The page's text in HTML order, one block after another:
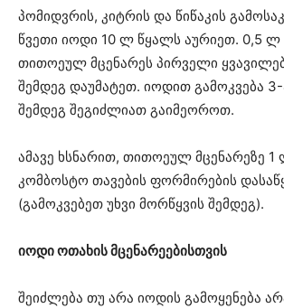
პომიდვრის, კიტრის და წიწაკის
წვეთი იოდი 10 ლ წყალს აურიეთ. 0,5 ლ
თითოეულ მცენარეს პირველი
შემდეგ დაუმატეთ. იოდით გამოკვება
შემდეგ შეგიძლიათ გაიმეოროთ.
ამავე ხსნარით, თითოეულ მცენარეზე
კომბოსტო თავების ფორმირების
(გამოკვებეთ უხვი მორწყვის შემდეგ).
იოდი ოთახის მცენარეებისთვის
შეიძლება თუ არა იოდის გამოყენება